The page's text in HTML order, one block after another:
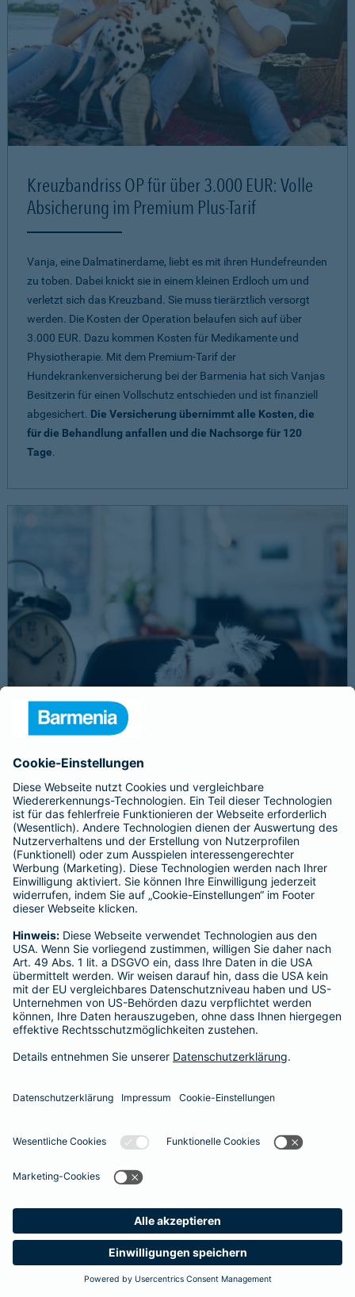
Suche Produkte
Barmenia
Kreuzbandriss OP für über 3.000 EUR: Volle
Absicherung im Premium Plus-Tarif
Vanja, eine Dalmatinerdame, liebt es mit ihren Hundefreunden
zu toben. Dabei knickt sie in einem kleinen Erdloch um und
verletzt sich das Kreuzband. Sie muss tierärztlich versorgt
werden. Die Kosten der Operation belaufen sich auf über
3.000 EUR. Dazu kommen Kosten für Medikamente und
Physiotherapie. Mit dem Premium-Tarif der
Hundekrankenversicherung bei der Barmenia hat sich Vanjas
Besitzerin für einen Vollschutz entschieden und ist finanziell
abgesichert. Die Versicherung übernimmt alle Kosten, die
für die Behandlung anfallen und die Nachsorge für 120
Tage.
Schnelle Notfallversorgung bei Ernstfällen
gewährleisten
Der Dackel Balu macht für Leckerlies alles. Beim Gassigehen
frisst er leider eine mit Rasierklingen gespickte Wurst. Die
Notfalls nimmt der Tierarzt den 4-fachen GOT-Satz und Balus
Besitzer muss eine vierstellige Rechnung begleichen. Der
Basis-Schutz der Barmenia erstattet dieNotfallversorgung
im tierärztlichen Notdienstkomplett - ohne eine Begrenzung
der Jahreshöchstleistung für Operationen.